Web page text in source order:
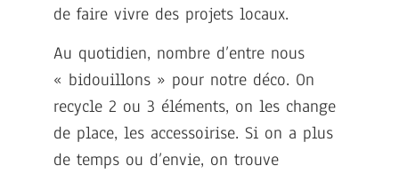
de faire vivre des projets locaux.
Au quotidien, nombre d’entre nous
« bidouillons » pour notre déco. On
recycle 2 ou 3 éléments, on les change
de place, les accessoirise. Si on a plus
de temps ou d’envie, on trouve